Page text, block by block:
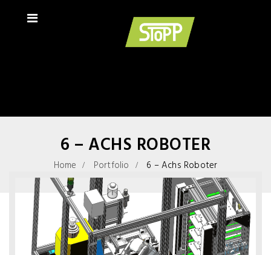
6 – ACHS ROBOTER
Home Portfolio 6 – Achs Roboter